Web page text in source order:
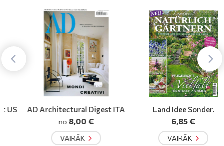
AD Architectural Digest ITA
8,00 €
VAIRĀK
Land Idee Sonder.
6,85 €
VAIRĀK